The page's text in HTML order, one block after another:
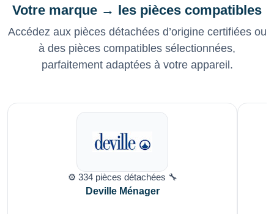
Votre marque → les pièces compatibles
Accédez aux pièces détachées d’origine certifiées ou
à des pièces compatibles sélectionnées,
parfaitement adaptées à votre appareil.
⚙️ 334 pièces détachées 🔧
Deville Ménager